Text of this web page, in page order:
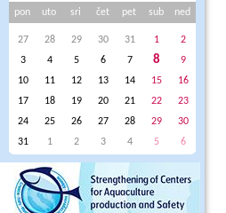
pon uto sri čet pet sub ned
27 28 29 30 31 1
2
3
4 5 6 7 8
9
10
11 12 13 14 15
16
17
18 19 20 21 22
23
24
25 26 27 28 29
30
31
1 2 3 4 5 6